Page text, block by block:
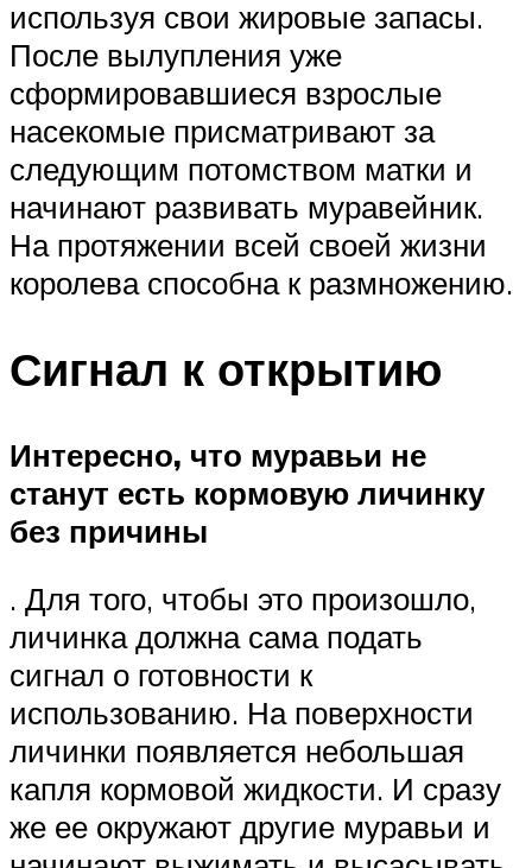
используя свои жировые запасы.
После вылупления уже
сформировавшиеся взрослые
насекомые присматривают за
следующим потомством матки и
начинают развивать муравейник.
На протяжении всей своей жизни
королева способна к размножению.
Сигнал к открытию
Интересно, что муравьи не
станут есть кормовую личинку
без причины
. Для того, чтобы это произошло,
личинка должна сама подать
сигнал о готовности к
использованию. На поверхности
личинки появляется небольшая
капля кормовой жидкости. И сразу
же ее окружают другие муравьи и